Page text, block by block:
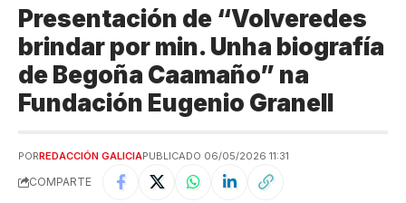
Presentación de “Volveredes
brindar por min. Unha biografía
de Begoña Caamaño” na
Fundación Eugenio Granell
PORREDACCIÓN GALICIAPUBLICADO 06/05/2026 11:31
COMPARTE